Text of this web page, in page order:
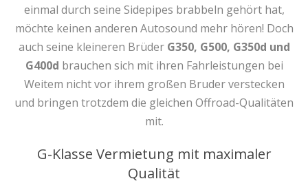
einmal durch seine Sidepipes brabbeln gehört hat,
möchte keinen anderen Autosound mehr hören! Doch
auch seine kleineren Brüder G350, G500, G350d und
G400d brauchen sich mit ihren Fahrleistungen bei
Weitem nicht vor ihrem großen Bruder verstecken
und bringen trotzdem die gleichen Offroad-Qualitäten
mit.
G-Klasse Vermietung mit maximaler
Qualität